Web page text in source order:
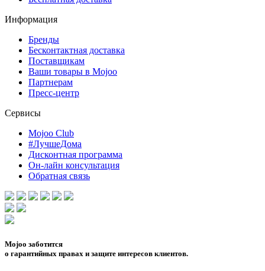
Информация
Бренды
Бесконтактная доставка
Поставщикам
Ваши товары в Mojoo
Партнерам
Пресс-центр
Сервисы
Mojoo Club
#ЛучшеДома
Дисконтная программа
Он-лайн консультация
Обратная связь
Mojoo заботится
о гарантийных правах и защите интересов клиентов.